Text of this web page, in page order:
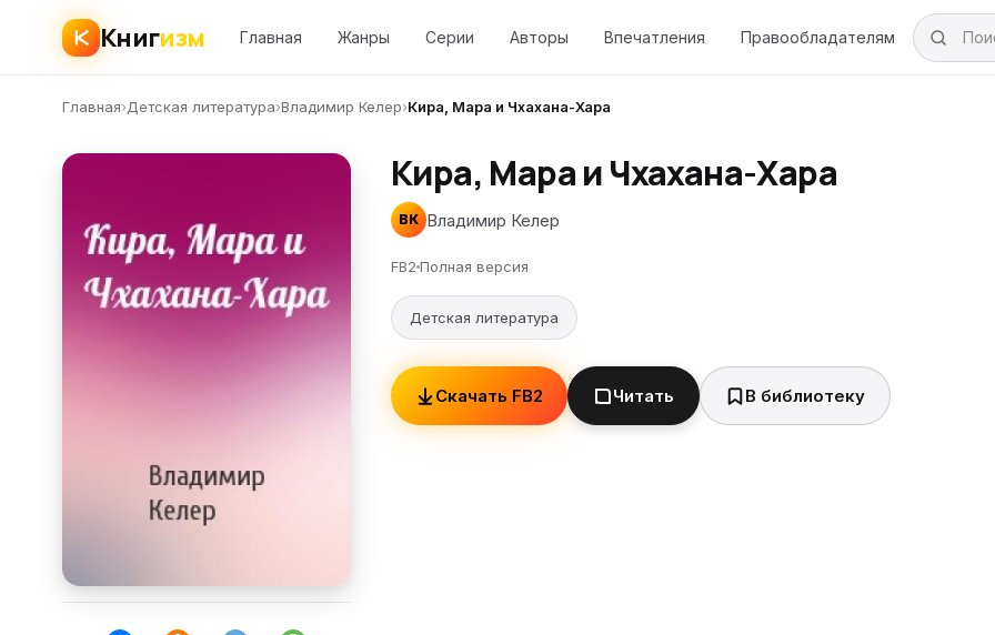
Книгизм Главная Жанры Серии Авторы Впечатления Правообладателям
Главная›Детская литература›Владимир Келер›Кира, Мара и Чхахана-Хара
Кира, Мара и Чхахана-Хара
ВК Владимир Келер
FB2 Полная версия
Детская литература
Скачать FB2 Читать В библиотеку